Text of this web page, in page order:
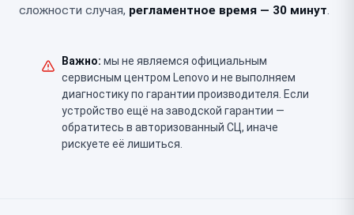
сложности случая, регламентное время — 30 минут
Важно: мы не являемся официальным
сервисным центром Lenovo и не выполняем
диагностику по гарантии производителя. Если
устройство ещё на заводской гарантии —
обратитесь в авторизованный СЦ, иначе
рискуете её лишиться.